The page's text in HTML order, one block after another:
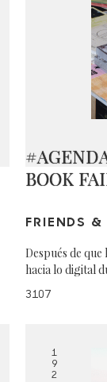
BOOK
FRIENDS &
Después de
hacia lo digital
3107
1
9
2